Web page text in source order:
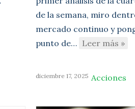
de la semana, miro
mercado continuo y
punto de… Leer más »
diciembre 17, 2025 Acciones